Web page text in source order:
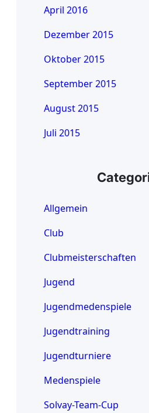
April 2016
Dezember 2015
Oktober 2015
September 2015
August 2015
Juli 2015
Allgemein
Club
Clubmeisterschaften
Jugend
Jugendmedenspiele
Jugendtraining
Jugendturniere
Medenspiele
Solvay-Team-Cup